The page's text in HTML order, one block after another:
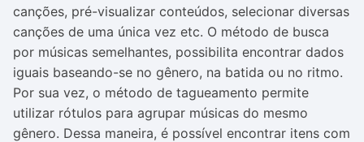
canções, pré-visualizar conteúdos, selecionar diversas
canções de uma única vez etc. O método de busca
por músicas semelhantes, possibilita encontrar dados
iguais baseando-se no gênero, na batida ou no ritmo.
Por sua vez, o método de tagueamento permite
utilizar rótulos para agrupar músicas do mesmo
gênero. Dessa maneira, é possível encontrar itens com